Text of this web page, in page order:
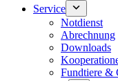
Service
Notdienst
Abrechnung
Downloads
Fundtiere &